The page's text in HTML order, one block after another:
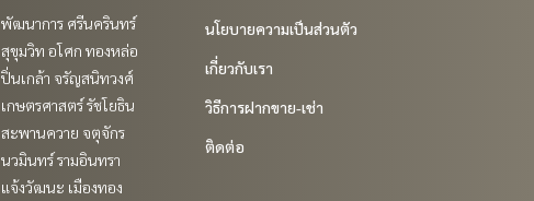
พัฒนาการ ศรีนครินทร์
สุขุมวิท อโศก ทองหล่อ
ปิ่นเกล้า จรัญสนิทวงศ์
เกษตรศาสตร์ รัชโยธิน
สะพานควาย จตุจักร
นวมินทร์ รามอินทรา
แจ้งวัฒนะ เมืองทอง
นโยบายความเป็นส่วนตัว
เกี่ยวกับเรา
วิธีการฝากขาย-เช่า
ติดต่อ